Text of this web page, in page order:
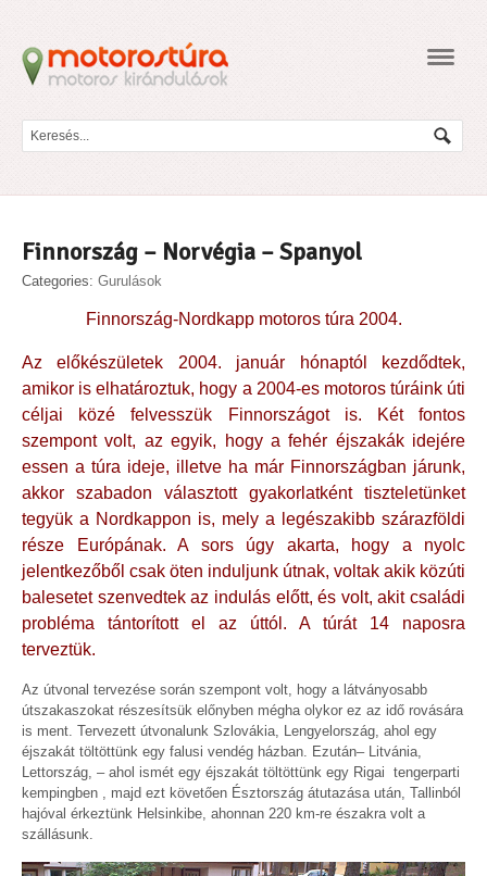
Finnország – Norvégia – Spanyol
Categories: Gurulások
Finnország-Nordkapp motoros túra 2004.
Az előkészületek 2004. január hónaptól kezdődtek,
amikor is elhatároztuk, hogy a 2004-es motoros túráink úti
céljai közé felvesszük Finnországot is. Két fontos
szempont volt, az egyik, hogy a fehér éjszakák idejére
essen a túra ideje, illetve ha már Finnországban járunk,
akkor szabadon választott gyakorlatként tiszteletünket
tegyük a Nordkappon is, mely a legészakibb szárazföldi
része Európának. A sors úgy akarta, hogy a nyolc
jelentkezőből csak öten induljunk útnak, voltak akik közúti
balesetet szenvedtek az indulás előtt, és volt, akit családi
probléma tántorított el az úttól. A túrát 14 naposra
terveztük.
Az útvonal tervezése során szempont volt, hogy a látványosabb
útszakaszokat részesítsük előnyben mégha olykor ez az idő rovására
is ment. Tervezett útvonalunk Szlovákia, Lengyelország, ahol egy
éjszakát töltöttünk egy falusi vendég házban. Ezután– Litvánia,
Lettország, – ahol ismét egy éjszakát töltöttünk egy Rigai tengerparti
kempingben , majd ezt követően Észtország átutazása után, Tallinból
hajóval érkeztünk Helsinkibe, ahonnan 220 km-re északra volt a
szállásunk.